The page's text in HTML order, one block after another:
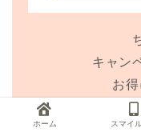
キャン
お得
ちいく
ホーム スマイ